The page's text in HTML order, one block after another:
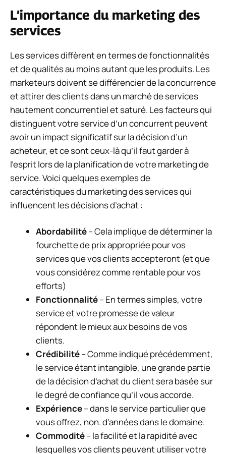
L’importance du marketing des
services
Les services diffèrent en termes de fonctionnalités
et de qualités au moins autant que les produits. Les
marketeurs doivent se différencier de la concurrence
et attirer des clients dans un marché de services
hautement concurrentiel et saturé. Les facteurs qui
distinguent votre service d’un concurrent peuvent
avoir un impact significatif sur la décision d’un
acheteur, et ce sont ceux-là qu’il faut garder à
l’esprit lors de la planification de votre marketing de
service. Voici quelques exemples de
caractéristiques du marketing des services qui
influencent les décisions d’achat :
Abordabilité– Cela implique de déterminer la
fourchette de prix appropriée pour vos
services que vos clients accepteront (et que
vous considérez comme rentable pour vos
efforts)
Fonctionnalité– En termes simples, votre
service et votre promesse de valeur
répondent le mieux aux besoins de vos
clients.
Crédibilité– Comme indiqué précédemment,
le service étant intangible, une grande partie
de la décision d’achat du client sera basée sur
le degré de confiance qu’il vous accorde.
Expérience– dans le service particulier que
vous offrez, non. d’années dans le domaine.
Commodité– la facilité et la rapidité avec
lesquelles vos clients peuvent utiliser votre